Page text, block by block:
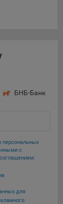
БНБ-Банк
персональных
с
:
для